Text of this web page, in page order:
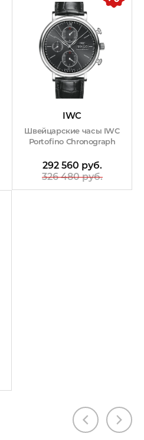
IWC
Швейцарские часы IWC
Portofino Chronograph
292 560 руб.
326 480 руб.